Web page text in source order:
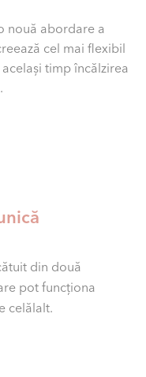
nouă abordare a
cel mai flexibil
timp încălzirea
din două
pot funcționa
celălalt.